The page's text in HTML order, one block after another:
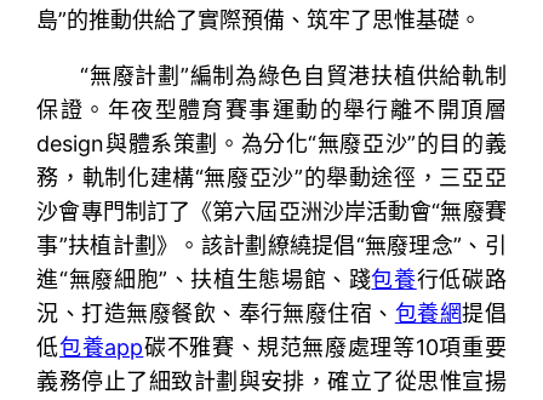
島”的推動供給了實際預備、筑牢了思惟基礎。
“無廢計劃”編制為綠色自貿港扶植供給軌制
保證。年夜型體育賽事運動的舉行離不開頂層
design與體系策劃。為分化“無廢亞沙”的目的義
務，軌制化建構“無廢亞沙”的舉動途徑，三亞亞
沙會專門制訂了《第六屆亞洲沙岸活動會“無廢賽
事”扶植計劃》。該計劃繚繞提倡“無廢理念”、引
進“無廢細胞”、扶植生態場館、踐包養行低碳路
況、打造無廢餐飲、奉行無廢住宿、 包養網提倡
低包養app碳不雅賽、規范無廢處理等10項重要
義務停止了細致計劃與安排，確立了從思惟宣揚